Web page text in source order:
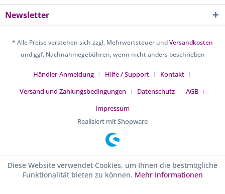
Newsletter
* Alle Preise verstehen sich zzgl. Mehrwertsteuer undVersandkosten
und ggf. Nachnahmegebühren, wenn nicht anders beschrieben
Händler-Anmeldung Hilfe / Support
Kontakt
Versand und Zahlungsbedingungen
Datenschutz
AGB
Impressum
Realisiert mit Shopware
Diese Website verwendet Cookies, um Ihnen die bestmögliche
Funktionalität bieten zu können. Mehr Informationen